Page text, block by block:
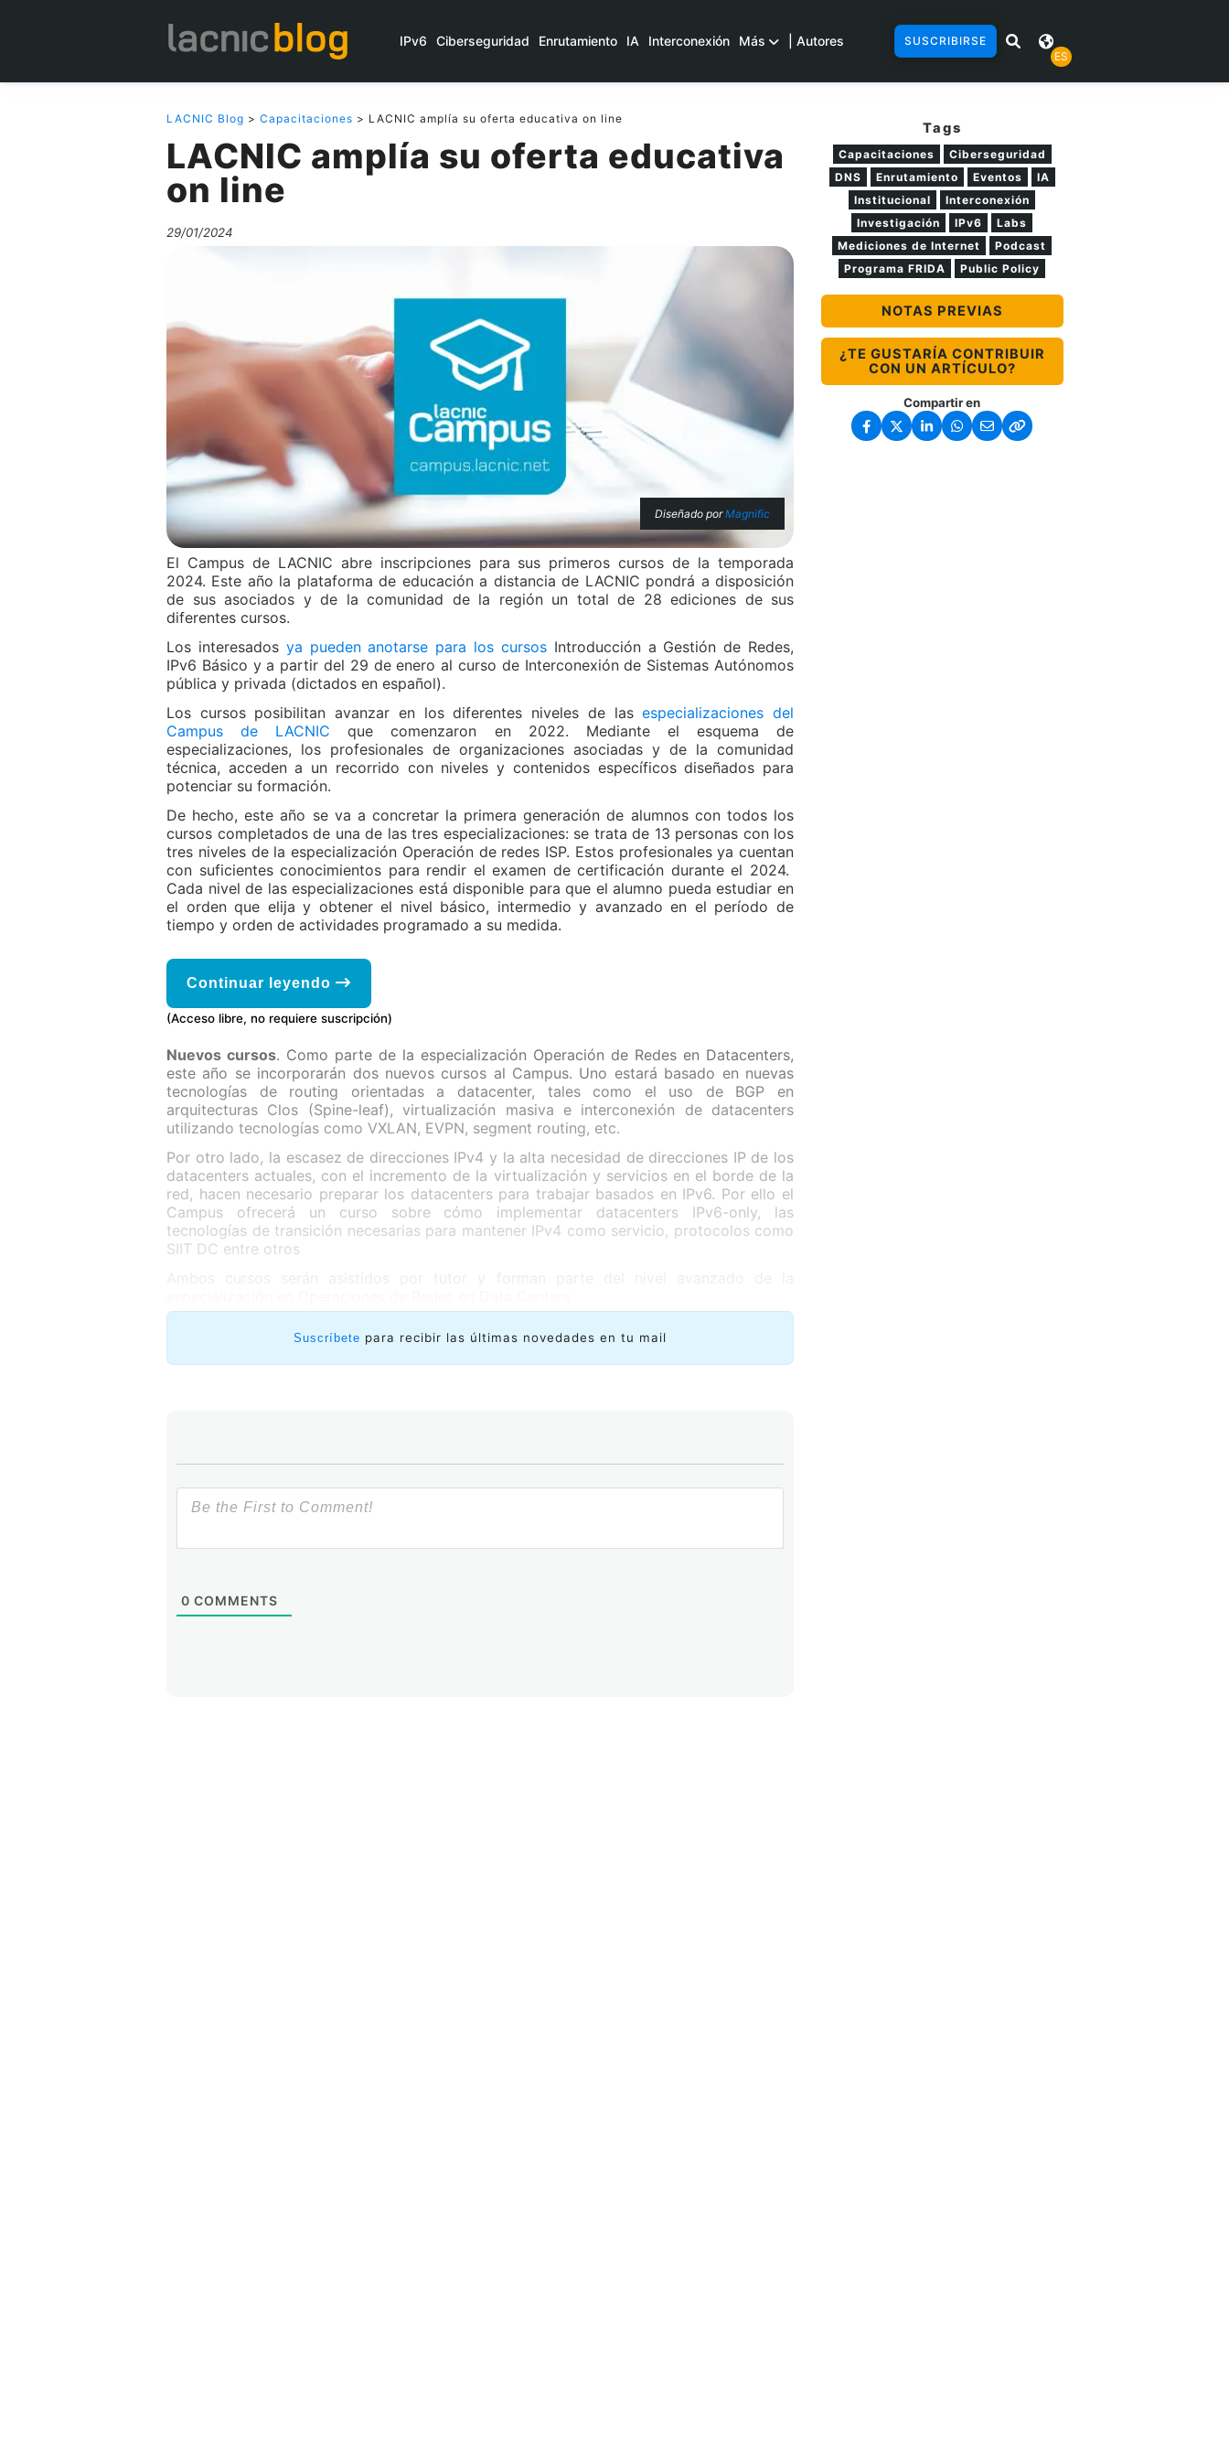
IPv6 Ciberseguridad Enrutamiento IA Interconexión Más | Autores
SUSCRIBIRSE
ES
LACNIC Blog > Capacitaciones > LACNIC amplía su oferta educativa on line
LACNIC amplía su oferta educativa
on line
29/01/2024
Diseñado porMagnific
El Campus de LACNIC abre inscripciones para sus primeros cursos de la temporada
2024. Este año la plataforma de educación a distancia de LACNIC pondrá a disposición
de sus asociados y de la comunidad de la región un total de 28 ediciones de sus
diferentes cursos.
Los interesados ya pueden anotarse para los cursosIntroducción a Gestión de Redes,
IPv6 Básico y a partir del 29 de enero al curso de Interconexión de Sistemas Autónomos
pública y privada (dictados en español).
Los cursos posibilitan avanzar en los diferentes niveles de lasespecializaciones del
Campus de LACNIC que comenzaron en 2022. Mediante el esquema de
especializaciones, los profesionales de organizaciones asociadas y de la comunidad
técnica, acceden a un recorrido con niveles y contenidos específicos diseñados para
potenciar su formación.
De hecho, este año se va a concretar la primera generación de alumnos con todos los
cursos completados de una de las tres especializaciones: se trata de 13 personas con los
tres niveles de la especialización Operación de redes ISP. Estos profesionales ya cuentan
con suficientes conocimientos para rendir el examen de certificación durante el 2024.
Cada nivel de las especializaciones está disponible para que el alumno pueda estudiar en
el orden que elija y obtener el nivel básico, intermedio y avanzado en el período de
tiempo y orden de actividades programado a su medida.
Continuar leyendo
(Acceso libre, no requiere suscripción)
Nuevos cursos. Como parte de la especialización Operación de Redes en Datacenters,
este año se incorporarán dos nuevos cursos al Campus. Uno estará basado en nuevas
tecnologías de routing orientadas a datacenter, tales como el uso de BGP en
arquitecturas Clos (Spine-leaf), virtualización masiva e interconexión de datacenters
utilizando tecnologías como VXLAN, EVPN, segment routing, etc.
Por otro lado, la escasez de direcciones IPv4 y la alta necesidad de direcciones IP de los
datacenters actuales, con el incremento de la virtualización y servicios en el borde de la
red, hacen necesario preparar los datacenters para trabajar basados en IPv6. Por ello el
Campus ofrecerá un curso sobre cómo implementar datacenters IPv6-only, las
tecnologías de transición necesarias para mantener IPv4 como servicio, protocolos como
SIIT DC entre otros
Suscríbete para recibir las últimas novedades en tu mail
0 COMMENTS
Tags
Capacitaciones
Ciberseguridad
DNS
Enrutamiento Eventos
IA
Institucional
Interconexión
Investigación
IPv6
Labs
Mediciones de Internet
Podcast
Programa FRIDA
Public Policy
NOTAS PREVIAS
¿TE GUSTARÍA CONTRIBUIR
CON UN ARTÍCULO?
Compartir en